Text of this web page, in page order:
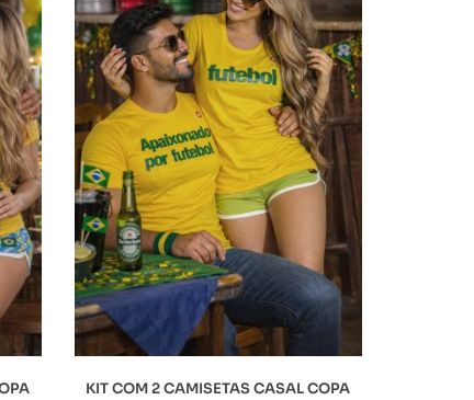
KIT COM 2 CAMISETAS CASAL COPA